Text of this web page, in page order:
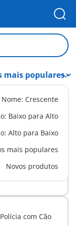
Nome: Crescente
Baixo para Alto
Alto para Baixo
mais populares
Novos produtos
com Cão